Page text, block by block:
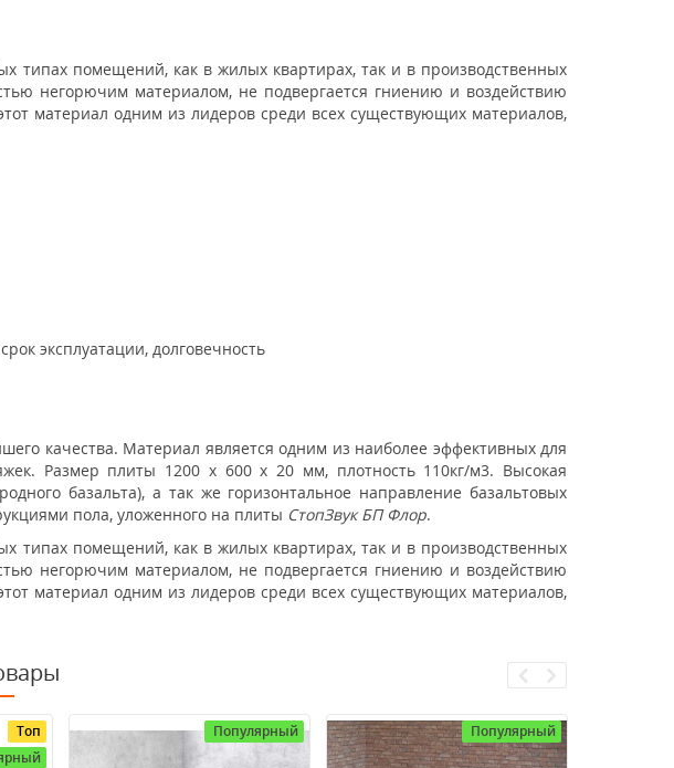
типах помещений, как в жилых квартирах, так и в производственных
негорючим материалом, не подвергается гниению и воздействию
материал одним из лидеров среди всех существующих материалов,
эксплуатации, долговечность
качества. Материал является одним из наиболее эффективных для
Размер плиты 1200 х 600 х 20 мм, плотность 110кг/м3. Высокая
базальта), а так же горизонтальное направление базальтовых
пола, уложенного на плиты СтопЗвук БП Флор.
типах помещений, как в жилых квартирах, так и в производственных
негорючим материалом, не подвергается гниению и воздействию
материал одним из лидеров среди всех существующих материалов,
Топ
Популярный Популярный